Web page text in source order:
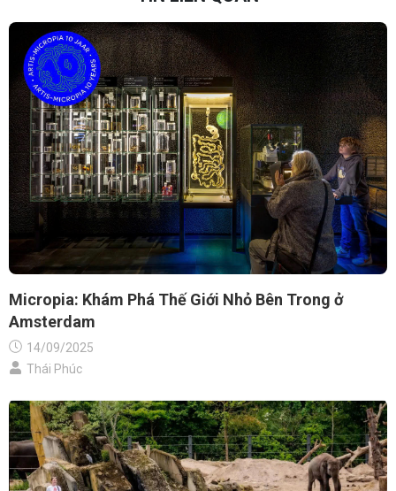
Micropia: Khám Phá Thế Giới Nhỏ Bên Trong ở
Amsterdam
14/09/2025
Thái Phúc